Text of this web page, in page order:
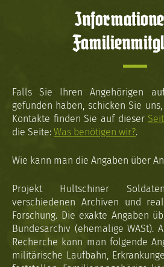
Falls Sie Ihren Angehörigen
gefunden haben, schicken Sie
Kontakte finden Sie auf dieser
die Seite: Was benötigen wir?.
Wie kann man die Angaben über
Projekt Hultschiner
verschiedenen Archiven und
Forschung. Die exakte Angaben
Bundesarchiv (ehemalige WASt).
Recherche kann man folgende
militärische Laufbahn,